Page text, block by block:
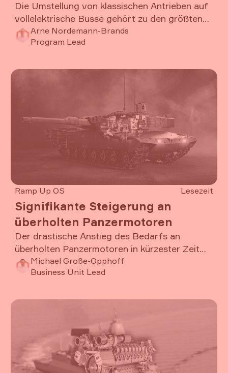
Die Umstellung von klassischen Antrieben auf
vollelektrische Busse gehört zu den größten
Transformationen der Automobilindustrie.
Für Daimler Buses bedeutete dies nicht nur
grundlegenden Wandel in Organisation, Kultur
Arne Nordemann-Brands
Program Lead
Ramp Up OS Lesezeit
Signifikante Steigerung an
überholten Panzermotoren
Der drastische Anstieg des Bedarfs an
überholten Panzermotoren in kürzester Zeit
erfordert ein Umdenken entlang der gesamten
Wertschöpfungskette. Vom Vertragswesen
Umsetzung in den Produktionslinien. Rolls-
Bereich von der klassischen Werkstatt hin zur
Kleinserienfertigung, bei gleichzeitiger
Beherrschung der hohen Komplexität des
Reparaturgeschäfts.
Michael Große-Opphoff
Business Unit Lead